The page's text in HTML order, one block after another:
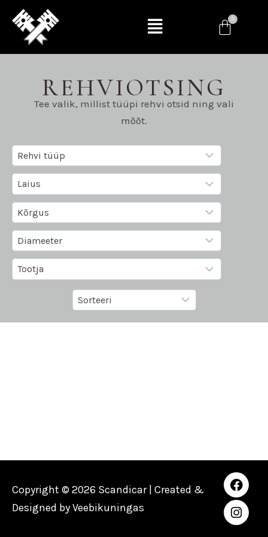
REHVIOTSING
Tee valik, millist tüüpi rehvi otsid ning vali
mõõt.
Copyright © 2026 Scandicar | Created &
Designed byVeebikuningas